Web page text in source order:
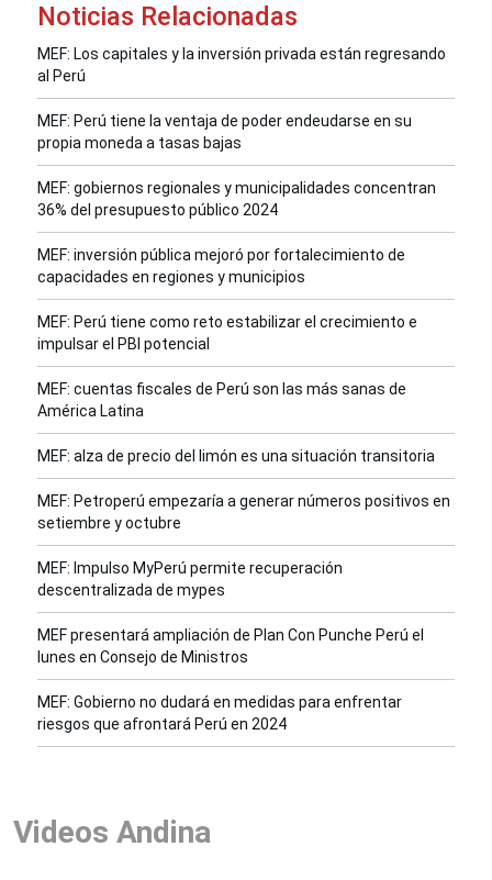
Noticias Relacionadas
MEF: Los capitales y la inversión privada están regresando
al Perú
MEF: Perú tiene la ventaja de poder endeudarse en su
propia moneda a tasas bajas
MEF: gobiernos regionales y municipalidades concentran
36% del presupuesto público 2024
MEF: inversión pública mejoró por fortalecimiento de
capacidades en regiones y municipios
MEF: Perú tiene como reto estabilizar el crecimiento e
impulsar el PBI potencial
MEF: cuentas fiscales de Perú son las más sanas de
América Latina
MEF: alza de precio del limón es una situación transitoria
MEF: Petroperú empezaría a generar números positivos en
setiembre y octubre
MEF: Impulso MyPerú permite recuperación
descentralizada de mypes
MEF presentará ampliación de Plan Con Punche Perú el
lunes en Consejo de Ministros
MEF: Gobierno no dudará en medidas para enfrentar
riesgos que afrontará Perú en 2024
Videos Andina